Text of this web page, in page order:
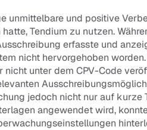
unmittelbare und positive
Tendium zu nutzen.
erfasste und
nicht hervorgehoben
unter dem CPV-Code
jedoch nicht nur auf kurze
angewendet wird,